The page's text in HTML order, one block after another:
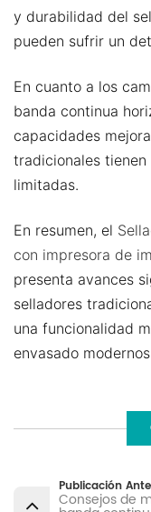
y durabilidad del
pueden sufrir un
En cuanto a los
banda continua
capacidades
tradicionales
limitadas.
En resumen, el
con impresora de
presenta avances
selladores
una funcionalidad
envasado
Publicación
Consejos de